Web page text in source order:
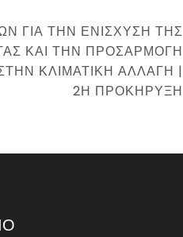
ΓΙΑ ΤΗΝ ΕΝΊΣΧΥΣΗ ΤΗΣ
ΚΑΙ ΤΗΝ ΠΡΟΣΑΡΜΟΓΉ
ΚΛΙΜΑΤΙΚΉ ΑΛΛΑΓΉ |
2Η ΠΡΟΚΉΡΥΞΗ